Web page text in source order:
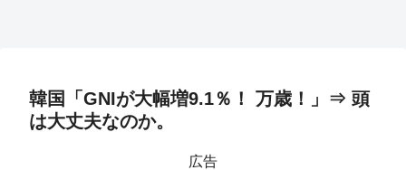
韓国「GNIが大幅増9.1％！ 万歳！」⇒ 頭
は大丈夫なのか。
広告